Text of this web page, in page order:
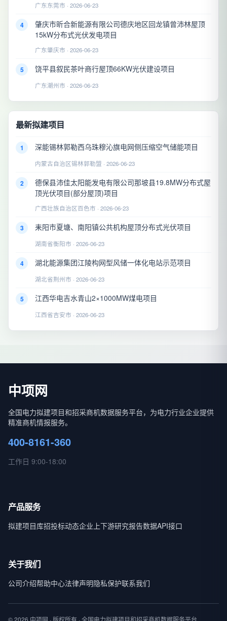
广东东莞市 · 2026-06-23
4
肇庆市昕合新能源有限公司德庆地区回龙镇曾沛林屋顶
15kW分布式光伏发电项目
广东肇庆市 · 2026-06-23
5 饶平县叙民茶叶商行屋顶66KW光伏建设项目
广东潮州市 · 2026-06-23
最新拟建项目
1 深能锡林郭勒西乌珠穆沁旗电网侧压缩空气储能项目
内蒙古自治区锡林郭勒盟 · 2026-06-23
2
德保县沛佳太阳能发电有限公司那坡县19.8MW分布式屋
顶光伏项目(部分屋顶)项目
广西壮族自治区百色市 · 2026-06-23
3 耒阳市夏塘、南阳镇公共机构屋顶分布式光伏项目
湖南省衡阳市 · 2026-06-23
4 湖北能源集团江陵构网型风储一体化电站示范项目
湖北省荆州市 · 2026-06-23
5 江西华电吉水青山2×1000MW煤电项目
江西省吉安市 · 2026-06-23
中项网
全国电力拟建项目和招采商机数据服务平台，为电力行业企业提供
精准商机情报服务。
400-8161-360
工作日 9:00-18:00
产品服务
拟建项目库招投标动态企业上下游研究报告数据API接口
关于我们
公司介绍帮助中心法律声明隐私保护联系我们
© 2026 中项网 · 版权所有 · 全国电力拟建项目和招采商机数据服务平台